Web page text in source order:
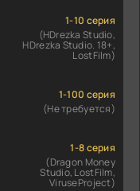
1-10 серия
(HDrezka Studio,
HDrezka Studio. 18+,
LostFilm)
1-100 серия
(Не требуется)
1-8 серия
(Dragon Money
Studio, LostFilm,
ViruseProject)